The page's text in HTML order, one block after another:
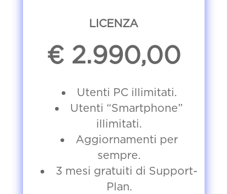
LICENZA
€ 2.990,00
Utenti PC illimitati.
Utenti “Smartphone”
illimitati.
Aggiornamenti per
sempre.
3 mesi gratuiti di Support-
Plan.